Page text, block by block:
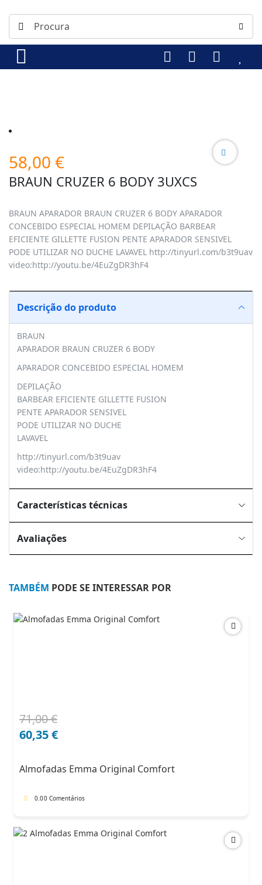
58,00 €
BRAUN CRUZER 6 BODY 3UXCS
BRAUN APARADOR BRAUN CRUZER 6 BODY APARADOR
CONCEBIDO ESPECIAL HOMEM DEPILAÇÃO BARBEAR
EFICIENTE GILLETTE FUSION PENTE APARADOR SENSIVEL
PODE UTILIZAR NO DUCHE LAVAVEL http://tinyurl.com/b3t9uav
video:http://youtu.be/4EuZgDR3hF4
Descrição do produto
BRAUN
APARADOR BRAUN CRUZER 6 BODY
APARADOR CONCEBIDO ESPECIAL HOMEM
DEPILAÇÃO
BARBEAR EFICIENTE GILLETTE FUSION
PENTE APARADOR SENSIVEL
PODE UTILIZAR NO DUCHE
LAVAVEL
http://tinyurl.com/b3t9uav
video:http://youtu.be/4EuZgDR3hF4
Características técnicas
Avaliações
TAMBÉM PODE SE INTERESSAR POR
71,00€
O
preço
71,00 €.
60,35€
O
preço
60,35 €.
Almofadas Emma Original Comfort
0.00 Comentários